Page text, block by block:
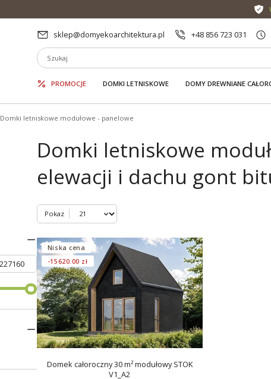
sklep@domyekoarchitektura.pl +48 856 723 031
PROMOCJE DOMKI LETNISKOWE DOMY DREWNIANE
Domki letniskowe modułowe - panelowe
Domki letniskowe
elewacji i dachu gont
Pokaz
Niska cena
-15620.00 zł
Domek całoroczny 30 m² modułowy STOK
V1_A2